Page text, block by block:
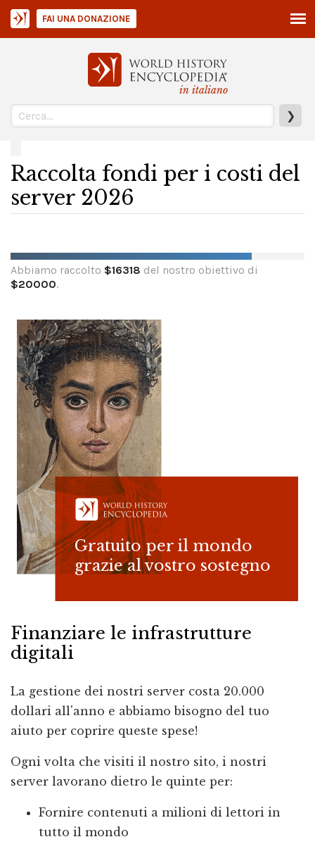
in italiano
❯
FAI UNA DONAZIONE
Raccolta fondi per i costi del
server 2026
Abbiamo raccolto $16318 del nostro obiettivo di
$20000.
Gratuito per il mondo
grazie al vostro sostegno
Finanziare le infrastrutture
digitali
La gestione dei nostri server costa 20.000
dollari all'anno e abbiamo bisogno del tuo
aiuto per coprire queste spese!
Ogni volta che visiti il nostro sito, i nostri
server lavorano dietro le quinte per:
Fornire contenuti a milioni di lettori in
tutto il mondo